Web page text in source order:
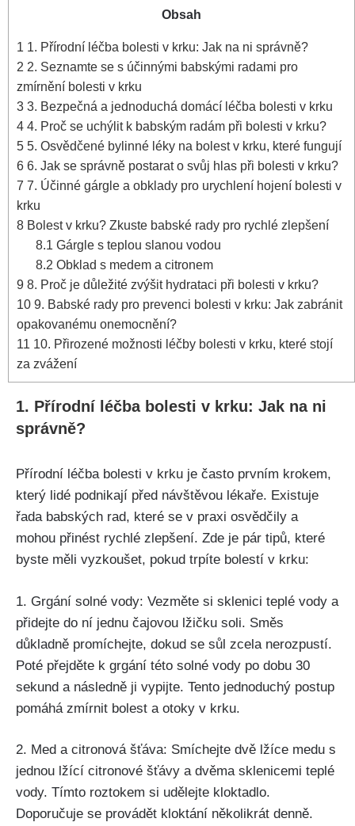
Obsah
1 1. Přírodní léčba bolesti ⁣v krku: Jak ⁢na ​ni správně?
2 2. Seznamte se‍ s účinnými babskými radami⁤ pro
zmírnění bolesti v krku
3 3. ⁣Bezpečná a ⁣jednoduchá domácí ⁢léčba bolesti ​v krku
4 4.‌ Proč se uchýlit k babským radám ⁤při bolesti v⁣ krku?
5 5. Osvědčené bylinné léky na bolest⁢ v krku, které fungují
6 6. Jak​ se správně‌ postarat o svůj hlas při bolesti​ v krku?
7 7. Účinné​ gárgle a obklady pro urychlení hojení bolesti v
krku
8 Bolest v ⁢krku? Zkuste‌ babské​ rady pro rychlé ‍zlepšení
8.1 Gárgle‌ s teplou‌ slanou vodou
8.2 Obklad ⁤s medem a citronem
9 8. Proč je ​důležité zvýšit hydrataci při bolesti ‍v krku?
10 9. Babské rady⁣ pro ⁢prevenci bolesti v krku: ⁢Jak​ zabránit
opakovanému‍ onemocnění?
11 10. Přirozené⁣ možnosti⁣ léčby bolesti v krku, ‍které ⁤stojí
za zvážení
1. Přírodní léčba bolesti ⁣v krku: Jak ⁢na ​ni
správně?
Přírodní léčba ‍bolesti v krku⁣ je​ často⁢ prvním krokem,
který lidé podnikají před návštěvou‍ lékaře. Existuje
řada babských⁤ rad, které ⁣se‍ v praxi osvědčily a
mohou přinést rychlé zlepšení.⁣ Zde je pár​ tipů, které
byste měli vyzkoušet, pokud ⁤trpíte bolestí v krku:
1. Grgání solné vody: Vezměte si sklenici teplé vody a
přidejte do ⁢ní jednu čajovou lžičku soli. Směs
důkladně promíchejte, dokud se sůl zcela nerozpustí.
Poté přejděte k⁣ grgání‍ této⁢ solné vody po dobu 30
sekund a následně ji vypijte. Tento jednoduchý ⁤postup
pomáhá zmírnit bolest a otoky v krku.
2. Med a ⁤citronová šťáva: Smíchejte dvě lžíce ​medu s
jednou lžící citronové šťávy a dvěma sklenicemi ⁤teplé
vody. Tímto ‍roztokem si udělejte kloktadlo.
Doporučuje ⁤se provádět‌ kloktání ​několikrát denně.